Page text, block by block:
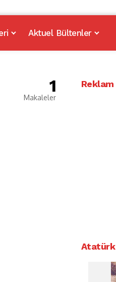
Aktuel Bültenler
1
Makaleler
Reklam
Atatürk